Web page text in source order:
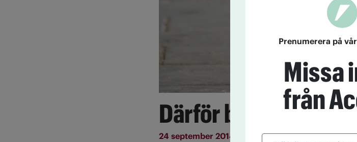
Därför blir djuren
24 september 2014
Nu kommer rapporter om
Prenumerera på
Missa
från